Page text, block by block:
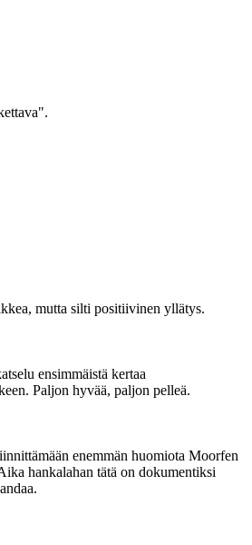
mutta silti positiivinen yllätys.
ensimmäistä kertaa
Paljon hyvää, paljon pelleä.
enemmän huomiota Moorfen
hankalahan tätä on dokumentiksi